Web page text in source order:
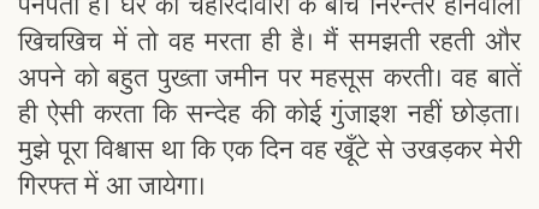
खिचखिच में तो वह मरता ही है। मैं समझती रहती और
अपने को बहुत पुख्ता जमीन पर महसूस करती। वह बातें
ही ऐसी करता कि सन्देह की कोई गुंजाइश नहीं छोड़ता।
मुझे पूरा विश्वास था कि एक दिन वह खूँटे से उखड़कर मेरी
गिरफ्त में आ जायेगा।